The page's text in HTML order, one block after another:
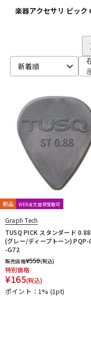
ドラム
管楽器
アンプ
DJ機器
楽器アクセサリ ピッ
新着順
新品 WEB注文店頭受取可
Graph Tech
TUSQ PICK スタンダード
(グレー/ディープトーン) PQP-
-G72
販売価格¥550(税込)
特別価格
¥165(税込)
ポイント：1% (1pt)